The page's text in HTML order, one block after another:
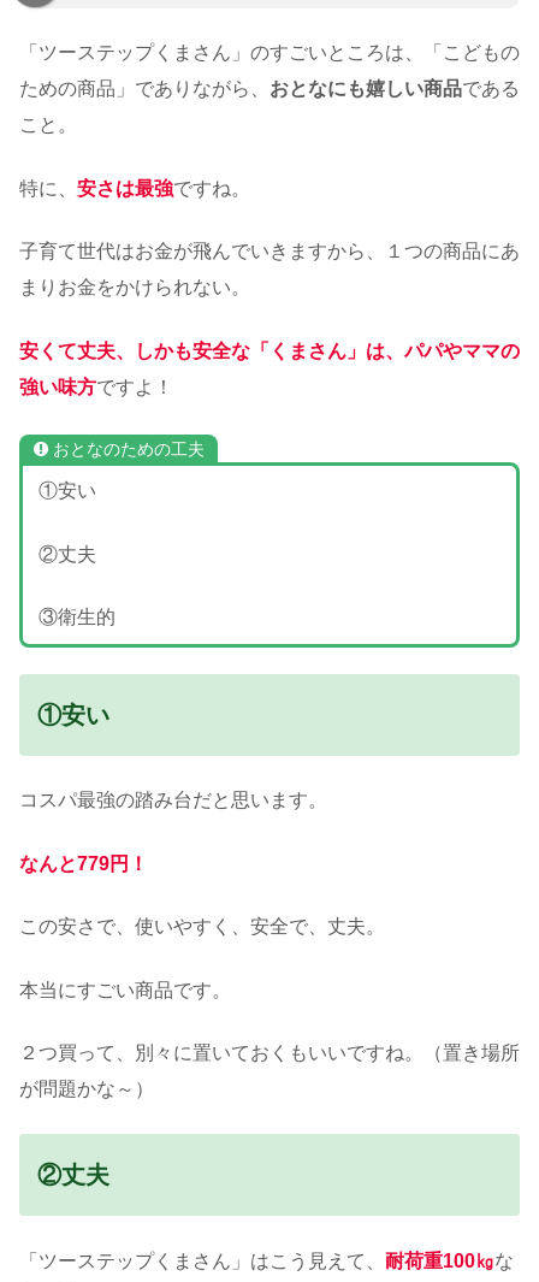
「ツーステップくまさん」のすごいところは、「こどもの
ための商品」でありながら、 おとなにも嬉しい商品である
こと。
特に、 安さは最強ですね。
子育て世代はお金が飛んでいきますから、１つの商品にあ
まりお金をかけられない。
安くて丈夫、しかも安全な「くまさん」は、パパやママの
強い味方ですよ！
おとなのための工夫
①安い
②丈夫
③衛生的
①安い
コスパ最強の踏み台だと思います。
なんと779円！
この安さで、使いやすく、安全で、丈夫。
本当にすごい商品です。
２つ買って、別々に置いておくもいいですね。（置き場所
が問題かな～）
②丈夫
「ツーステップくまさん」はこう見えて、 耐荷重100㎏な